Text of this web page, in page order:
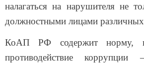
налагаться на нарушителя не
должностными лицами
КоАП РФ содержит норму,
противодействие